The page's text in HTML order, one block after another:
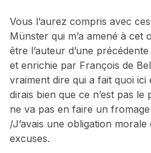
Vous l’aurez compris avec
Münster qui m’a amené à cet
être l’auteur d’une
et enrichie par François de
vraiment dire qui a fait quoi
dirais bien que ce n’est pas
ne va pas en faire un
/J’avais une obligation morale
excuses.